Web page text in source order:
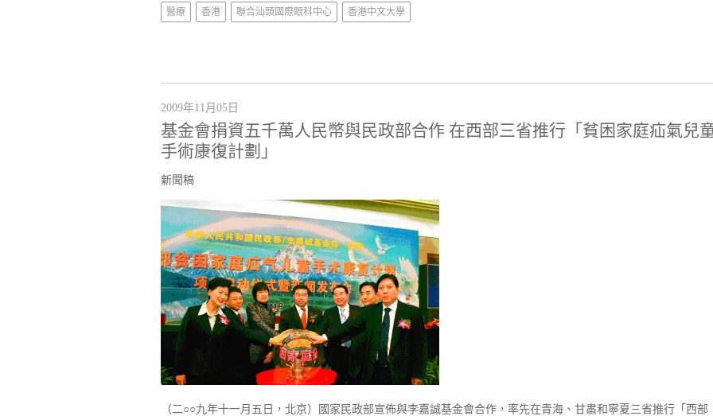
醫療 香港 聯合汕頭國際眼科中心 香港中文大學
2009年11月05日
基金會捐資五千萬人民幣與民政部合作 在西部三省推行「貧困家庭疝氣兒
手術康復計劃」
新聞稿
（二○○九年十一月五日，北京）國家民政部宣佈與李嘉誠基金會合作，率先在青海、甘肅和寧夏三省推行「西部